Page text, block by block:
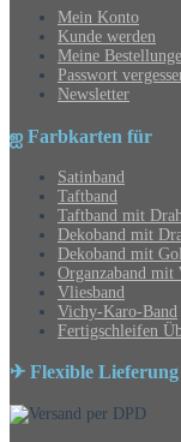
Mein Konto
Kunde werden
Meine
Passwort
Newsletter
ஐ Farbkarten für
Satinband
Taftband
Taftband mit
Dekoband mit
Dekoband mit
Organzaband mit
Vliesband
Vichy-Karo-Band
Fertigschleifen
✈ Flexible